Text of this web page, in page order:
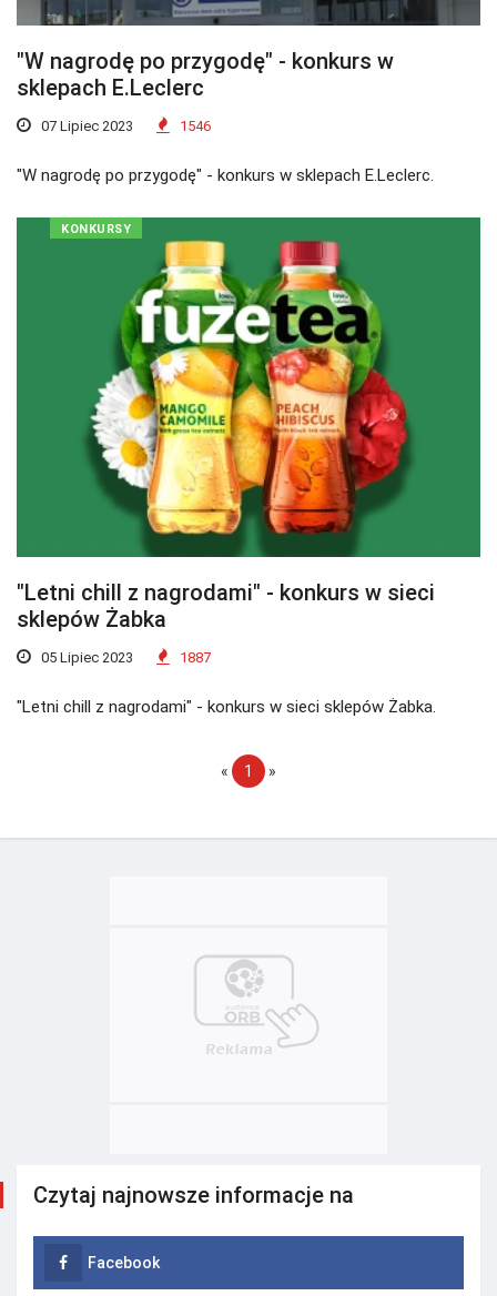
"W nagrodę po przygodę" - konkurs w
sklepach E.Leclerc
07 Lipiec 2023 1546
"W nagrodę po przygodę" - konkurs w sklepach E.Leclerc.
KONKURSY
"Letni chill z nagrodami" - konkurs w sieci
sklepów Żabka
05 Lipiec 2023 1887
"Letni chill z nagrodami" - konkurs w sieci sklepów Żabka.
« 1 »
Czytaj najnowsze informacje na
Facebook